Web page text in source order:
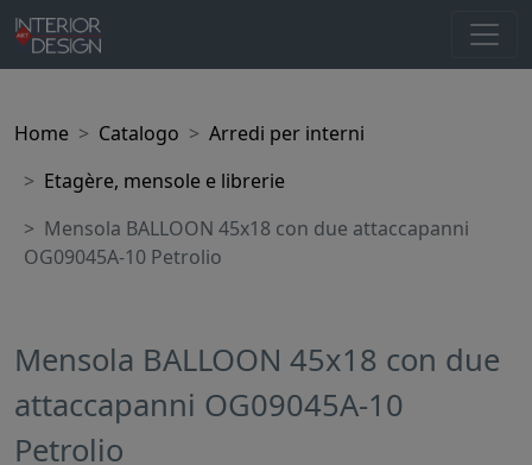
Home Catalogo
Arredi per interni
Etagère, mensole e librerie
Mensola BALLOON 45x18 con due attaccapanni
OG09045A-10 Petrolio
Mensola BALLOON 45x18 con due
attaccapanni OG09045A-10
Petrolio